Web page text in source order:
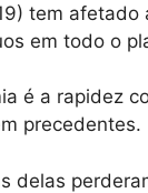
tem
em todo o
é a rapidez
precedentes.
delas